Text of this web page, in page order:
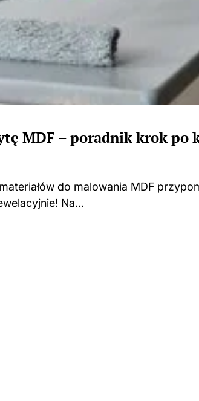
MDF – poradnik krok po
do malowania MDF
Na…